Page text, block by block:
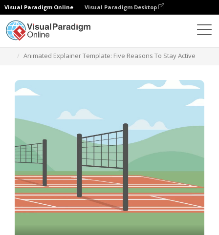
Visual Paradigm Online Visual Paradigm Desktop
Animated Explainer Template: Five Reasons To Stay Active